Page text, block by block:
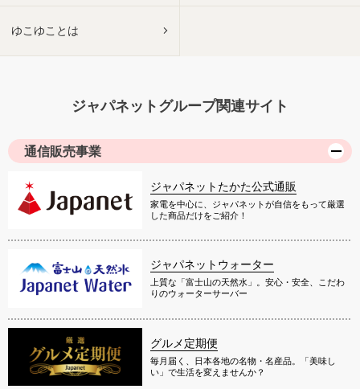
ゆこゆことは
ジャパネットグループ関連サイト
通信販売事業
ジャパネットたかた公式通販
家電を中心に、ジャパネットが自信をもって厳選
した商品だけをご紹介！
ジャパネットウォーター
上質な「富士山の天然水」。安心・安全、こだわ
りのウォーターサーバー
グルメ定期便
毎月届く、日本各地の名物・名産品。「美味し
い」で生活を変えませんか？